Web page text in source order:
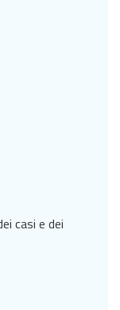
casi e dei